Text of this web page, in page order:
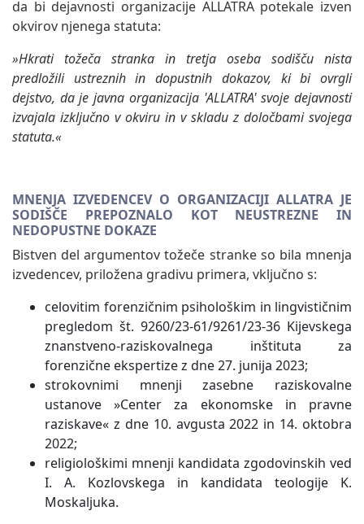
da bi dejavnosti organizacije ALLATRA potekale izven
okvirov njenega statuta:
»Hkrati tožeča stranka in tretja oseba sodišču nista
predložili ustreznih in dopustnih dokazov, ki bi ovrgli
dejstvo, da je javna organizacija 'ALLATRA' svoje dejavnosti
izvajala izključno v okviru in v skladu z določbami svojega
statuta.«
MNENJA IZVEDENCEV O ORGANIZACIJI ALLATRA JE
SODIŠČE PREPOZNALO KOT NEUSTREZNE IN
NEDOPUSTNE DOKAZE
Bistven del argumentov tožeče stranke so bila mnenja
izvedencev, priložena gradivu primera, vključno s:
celovitim forenzičnim psihološkim in lingvističnim
pregledom št. 9260/23-61/9261/23-36 Kijevskega
znanstveno-raziskovalnega inštituta za
forenzične ekspertize z dne 27. junija 2023;
strokovnimi mnenji zasebne raziskovalne
ustanove »Center za ekonomske in pravne
raziskave« z dne 10. avgusta 2022 in 14. oktobra
2022;
religiološkimi mnenji kandidata zgodovinskih ved
I. A. Kozlovskega in kandidata teologije K.
Moskaljuka.